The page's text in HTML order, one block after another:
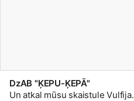
DzAB "ĶEPU-ĶEPĀ"
Un atkal mūsu skaistule Vulfija.